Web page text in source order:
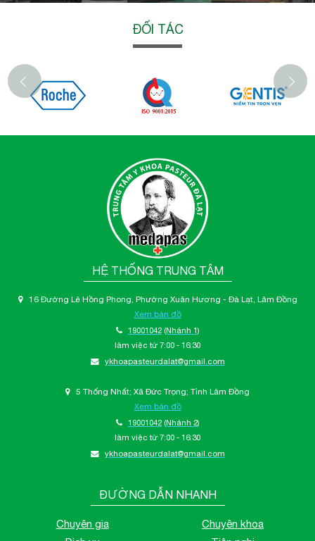
ĐỐI TÁC
‹
HỆ THỐNG TRUNG TÂM
16 Đường Lê Hồng Phong, Phường Xuân Hương - Đà Lạt, Lâm Đồng
Xem bản đồ
19001042 (Nhánh 1)
làm việc từ 7:00 - 16:30
ykhoapasteurdalat@gmail.com
5 Thống Nhất; Xã Đức Trọng; Tỉnh Lâm Đồng
Xem bản đồ
19001042 (Nhánh 2)
làm việc từ 7:00 - 16:30
ykhoapasteurdalat@gmail.com
ĐƯỜNG DẪN NHANH
Chuyên gia
Chuyên khoa